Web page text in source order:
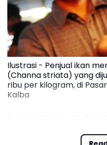
Ilustrasi - Penjual ikan
(Channa striata) yang
ribu per kilogram, di
Kalba
memenuhi kebutuhan